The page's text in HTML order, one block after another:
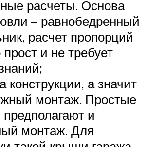
расчеты. Основа
– равнобедренный
расчет пропорций
прост и не требует
конструкции, а значит
монтаж. Простые
и
монтаж. Для